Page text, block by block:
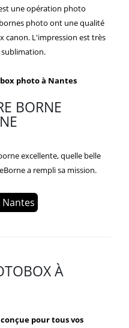
une opération photo
photo ont une qualité
canon. L'impression est très
photo à Nantes
BORNE
excellente, quelle belle
a rempli sa mission.
À
pour tous vos